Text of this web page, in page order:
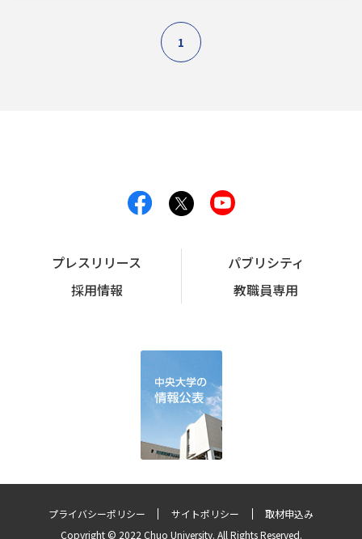
1
プレスリリース
パブリシティ
採用情報
教職員専用
プライバシーポリシー サイトポリシー
取材申込み
Copyright © 2022 Chuo University. All Rights Reserved.